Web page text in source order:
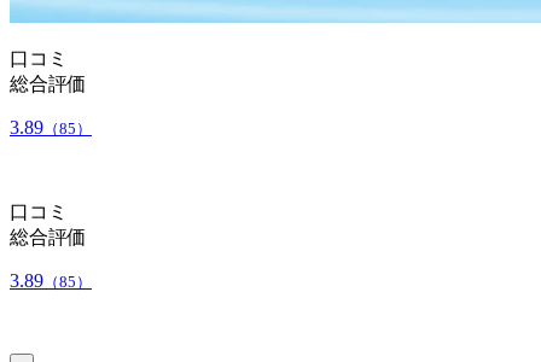
口コミ
総合評価
3.89 （85）
口コミ
総合評価
3.89 （85）